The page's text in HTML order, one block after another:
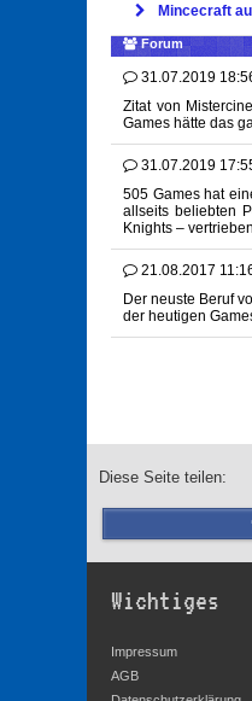
Mincecraft
Forum
31.07.2019
Zitat von
Games hätte das
31.07.2019
505 Games hat
allseits beliebten
Knights –
21.08.2017
Der neuste Beruf
der heutigen
Diese Seite teilen:
Wichtiges
Impressum
AGB